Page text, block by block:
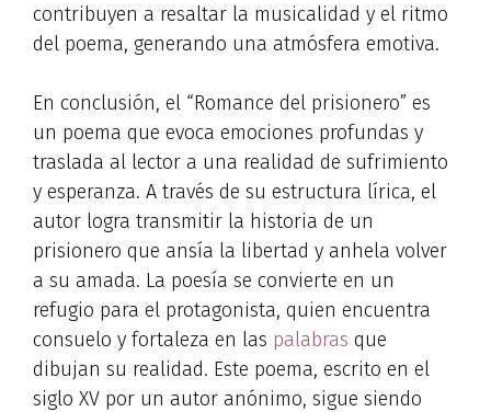
contribuyen a resaltar la musicalidad y el ritmo
del poema, generando una atmósfera emotiva.
En conclusión, el “Romance del prisionero” es
un poema que evoca emociones profundas y
traslada al lector a una realidad de sufrimiento
y esperanza. A través de su estructura lírica, el
autor logra transmitir la historia de un
prisionero que ansía la libertad y anhela volver
a su amada. La poesía se convierte en un
refugio para el protagonista, quien encuentra
consuelo y fortaleza en las palabras que
dibujan su realidad. Este poema, escrito en el
siglo XV por un autor anónimo, sigue siendo